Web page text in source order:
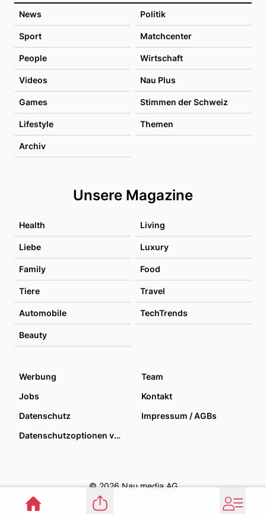
News Politik
Sport Matchcenter
People Wirtschaft
Videos Nau Plus
Games Stimmen der Schweiz
Lifestyle Themen
Archiv
Unsere Magazine
Health Living
Liebe Luxury
Family Food
Tiere Travel
Automobile TechTrends
Beauty
Werbung
Team
Jobs
Kontakt
Datenschutz
Impressum / AGBs
Datenschutzoptionen verwalten
© 2026 Nau media AG